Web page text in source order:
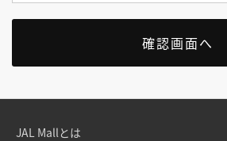
JAL Mallとは